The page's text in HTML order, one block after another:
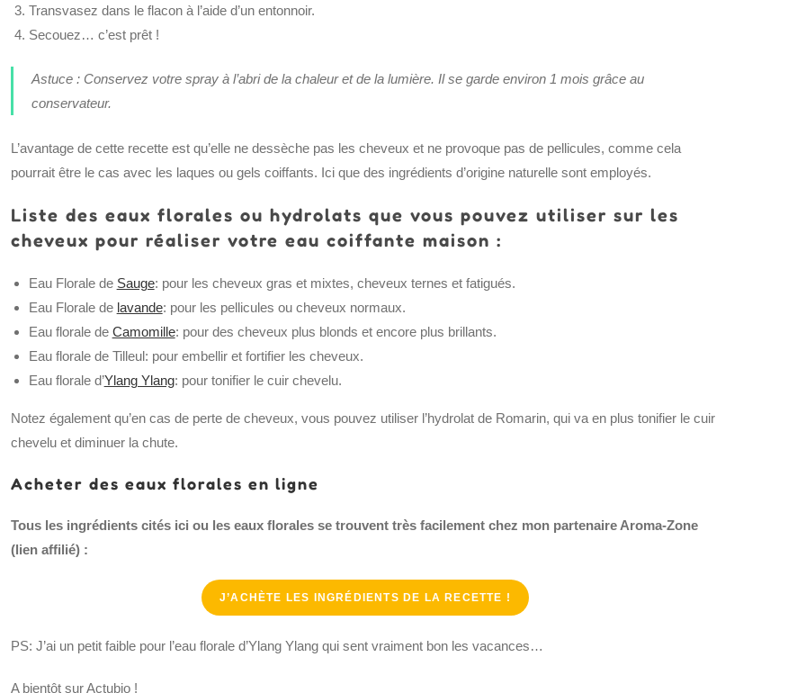
Transvasez dans le flacon à l’aide d’un entonnoir.
Secouez… c’est prêt !
Astuce : Conservez votre spray à l’abri de la chaleur et de la lumière. Il se garde environ 1 mois grâce au
conservateur.
L’avantage de cette recette est qu’elle ne dessèche pas les cheveux et ne provoque pas de pellicules, comme cela
pourrait être le cas avec les laques ou gels coiffants. Ici que des ingrédients d’origine naturelle sont employés.
Liste des eaux florales ou hydrolats que vous pouvez utiliser sur les
cheveux pour réaliser votre eau coiffante maison :
Eau Florale de Sauge: pour les cheveux gras et mixtes, cheveux ternes et fatigués.
Eau Florale de lavande: pour les pellicules ou cheveux normaux.
Eau florale de Camomille: pour des cheveux plus blonds et encore plus brillants.
Eau florale de Tilleul: pour embellir et fortifier les cheveux.
Eau florale d’Ylang Ylang: pour tonifier le cuir chevelu.
Notez également qu’en cas de perte de cheveux, vous pouvez utiliser l’hydrolat de Romarin, qui va en plus tonifier le cuir
chevelu et diminuer la chute.
Acheter des eaux florales en ligne
Tous les ingrédients cités ici ou les eaux florales se trouvent très facilement chez mon partenaire Aroma-Zone
(lien affilié) :
J’ACHÈTE LES INGRÉDIENTS DE LA RECETTE !
PS: J’ai un petit faible pour l’eau florale d’Ylang Ylang qui sent vraiment bon les vacances…
A bientôt sur Actubio !